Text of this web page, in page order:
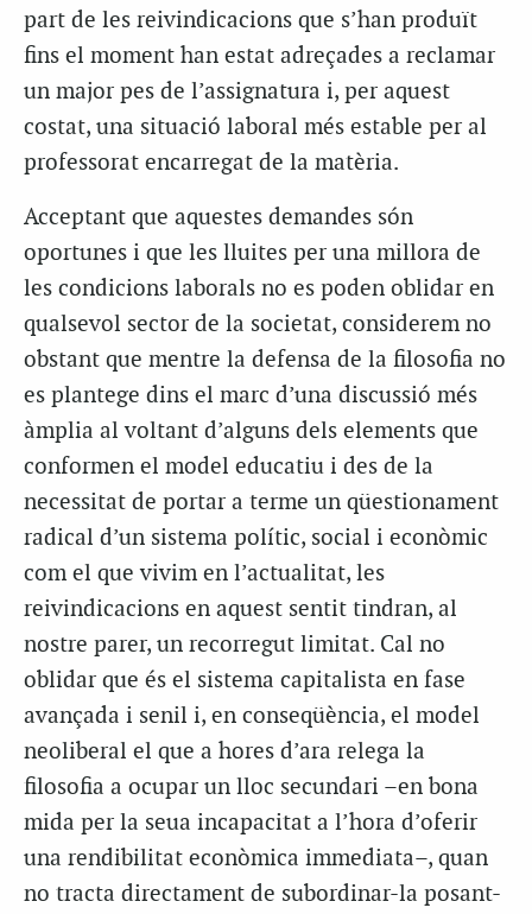
part de les reivindicacions que s’han produït
fins el moment han estat adreçades a reclamar
un major pes de l’assignatura i, per aquest
costat, una situació laboral més estable per al
professorat encarregat de la matèria.
Acceptant que aquestes demandes són
oportunes i que les lluites per una millora de
les condicions laborals no es poden oblidar en
qualsevol sector de la societat, considerem no
obstant que mentre la defensa de la filosofia no
es plantege dins el marc d’una discussió més
àmplia al voltant d’alguns dels elements que
conformen el model educatiu i des de la
necessitat de portar a terme un qüestionament
radical d’un sistema polític, social i econòmic
com el que vivim en l’actualitat, les
reivindicacions en aquest sentit tindran, al
nostre parer, un recorregut limitat. Cal no
oblidar que és el sistema capitalista en fase
avançada i senil i, en conseqüència, el model
neoliberal el que a hores d’ara relega la
filosofia a ocupar un lloc secundari –en bona
mida per la seua incapacitat a l’hora d’oferir
una rendibilitat econòmica immediata–, quan
no tracta directament de subordinar-la posant-